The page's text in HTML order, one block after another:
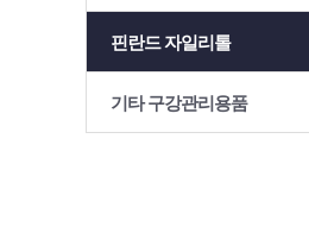
핀란드 자일리톨
기타 구강관리용품